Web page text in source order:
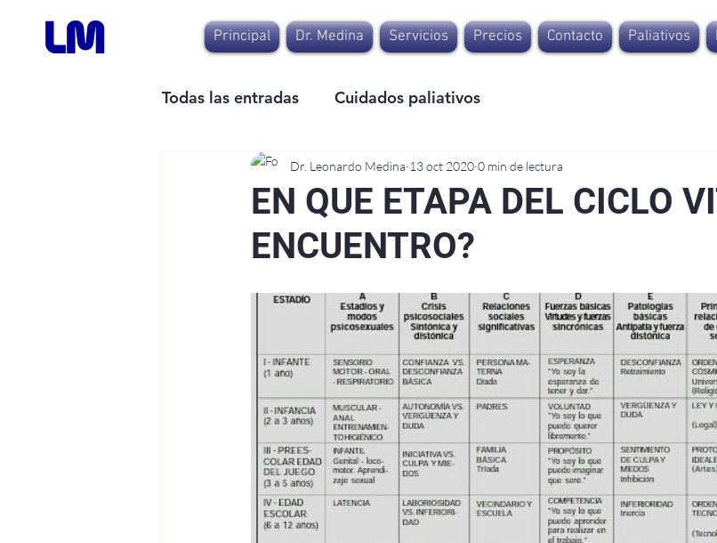
Principal Dr. Medina Servicios Precios Contacto Paliativos
Todas las entradas Cuidados paliativos
EN QUE ETAPA DEL CICLO
ENCUENTRO?
Dr. Leonardo Medina 13 oct 2020 0 min de lectura